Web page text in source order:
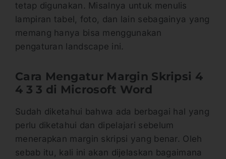
tetap digunakan. Misalnya untuk menulis
lampiran tabel, foto, dan lain sebagainya yang
memang hanya bisa menggunakan
pengaturan landscape ini.
Cara Mengatur Margin Skripsi 4
4 3 3 di Microsoft Word
Sudah diketahui bahwa ada berbagai hal yang
perlu diketahui dan dipelajari sebelum
menerapkan margin skripsi yang benar. Oleh
sebab itu, kali ini akan dijelaskan bagaimana